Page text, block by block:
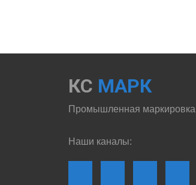
КС МАРК
Промышленная маркировка
Наши каналы: